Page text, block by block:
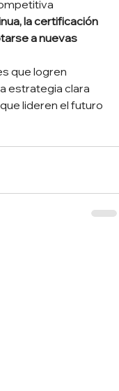
la certificación
a nuevas
que logren
estrategia clara
lideren el futuro